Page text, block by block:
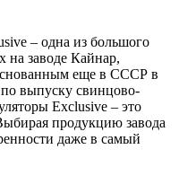
– одна из большого
на заводе Кайнар,
еще в СССР в
по выпуску свинцово-
Exclusive – это
продукцию завода
даже в самый